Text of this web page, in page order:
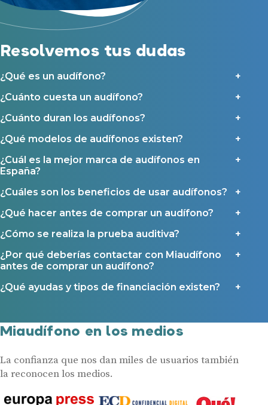
Resolvemos tus dudas
¿Qué es un audífono?
¿Cuánto cuesta un audífono?
¿Cuánto duran los audífonos?
¿Qué modelos de audífonos existen?
¿Cuál es la mejor marca de audífonos en
España?
¿Cuáles son los beneficios de usar audífonos?
¿Qué hacer antes de comprar un audífono?
¿Cómo se realiza la prueba auditiva?
¿Por qué deberías contactar con Miaudífono
antes de comprar un audífono?
¿Qué ayudas y tipos de financiación existen?
Miaudífono en los medios
La confianza que nos dan miles de usuarios también
la reconocen los medios.
Asistencia audiológica a domicilio
Seguro para audífonos
Ayudas y subvenciones
Ayuda Miaudífono hasta 200€*
Ayudas para audífonos en Castilla-La Mancha
Ayudas para audífonos en Andalucía
Ayudas y subvenciones en Asturias
Contacto
Acepto la cesión de estos datos a empresas colaboradoras de
Miaudífono para poder ofrecer los servicios solicitados, según se
detalla en nuestrasCondiciones de uso
Política de Privacidad